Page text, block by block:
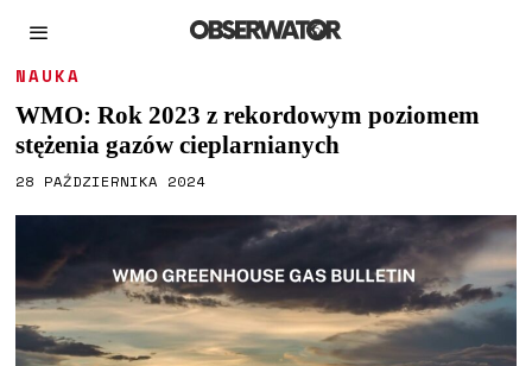
NAUKA
WMO: Rok 2023 z rekordowym poziomem
stężenia gazów cieplarnianych
28 PAŹDZIERNIKA 2024